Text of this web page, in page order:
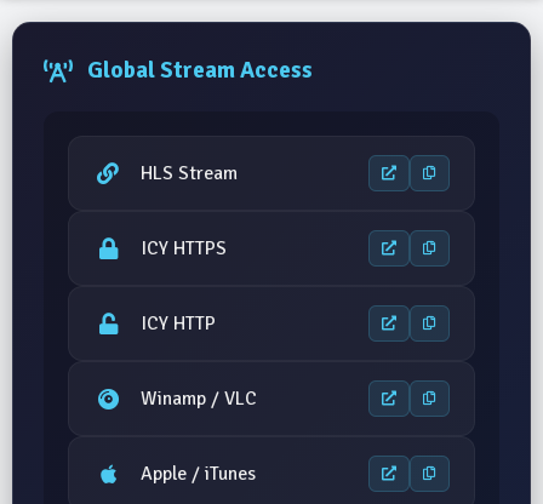
Global Stream Access
HLS Stream
ICY HTTPS
ICY HTTP
Winamp / VLC
Apple / iTunes